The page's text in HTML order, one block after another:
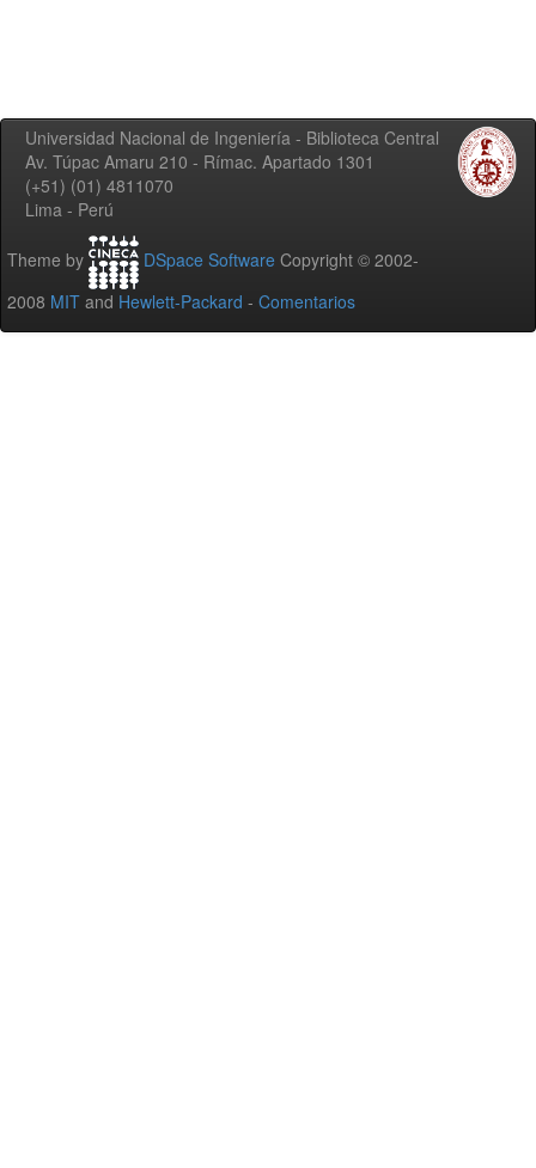
Universidad Nacional de Ingeniería - Biblioteca Central
Av. Túpac Amaru 210 - Rímac. Apartado 1301
(+51) (01) 4811070
Lima - Perú
Theme by DSpace Software Copyright © 2002-
2008 MIT and Hewlett-Packard - Comentarios